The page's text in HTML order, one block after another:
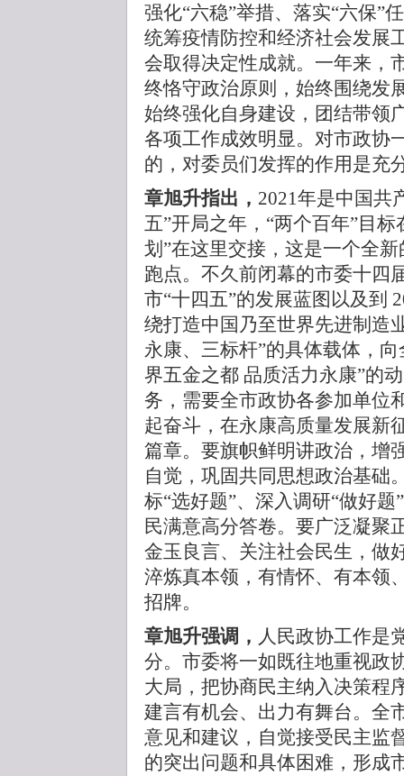
强化“六稳”举措、落实“六保”
统筹疫情防控和经济社会发展
会取得决定性成就。一年来，
终恪守政治原则，始终围绕发
始终强化自身建设，团结带领
各项工作成效明显。对市政协
的，对委员们发挥的作用是充
章旭升指出， 2021年是中国共
五”开局之年，“两个百年”目
划”在这里交接，这是一个全
跑点。不久前闭幕的市委十四
市“十四五”的发展蓝图以及到
绕打造中国乃至世界先进制造
永康、三标杆”的具体载体，
界五金之都 品质活力永康”的
务，需要全市政协各参加单位
起奋斗，在永康高质量发展新
篇章。要旗帜鲜明讲政治，增
自觉，巩固共同思想政治基础
标“选好题”、深入调研“做好
民满意高分答卷。要广泛凝聚
金玉良言、关注社会民生，做
淬炼真本领，有情怀、有本领
招牌。
章旭升强调， 人民政协工作是
分。市委将一如既往地重视政
大局，把协商民主纳入决策程
建言有机会、出力有舞台。全
意见和建议，自觉接受民主监
的突出问题和具体困难，形成